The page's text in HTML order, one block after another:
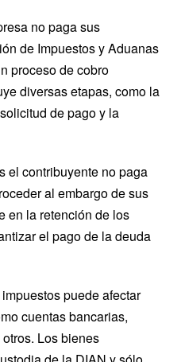
no paga sus
de Impuestos y Aduanas
proceso de cobro
diversas etapas, como la
de pago y la
el contribuyente no paga
al embargo de sus
en la retención de los
el pago de la deuda
puede afectar
cuentas bancarias,
Los bienes